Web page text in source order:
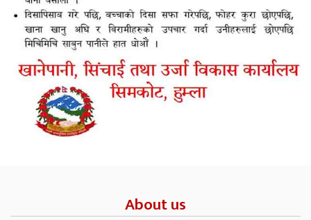
About us